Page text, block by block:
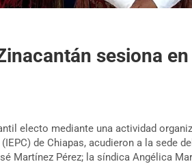
sesiona
electo mediante una actividad
de Chiapas, acudieron a la sede
Martínez Pérez; la síndica Angélica